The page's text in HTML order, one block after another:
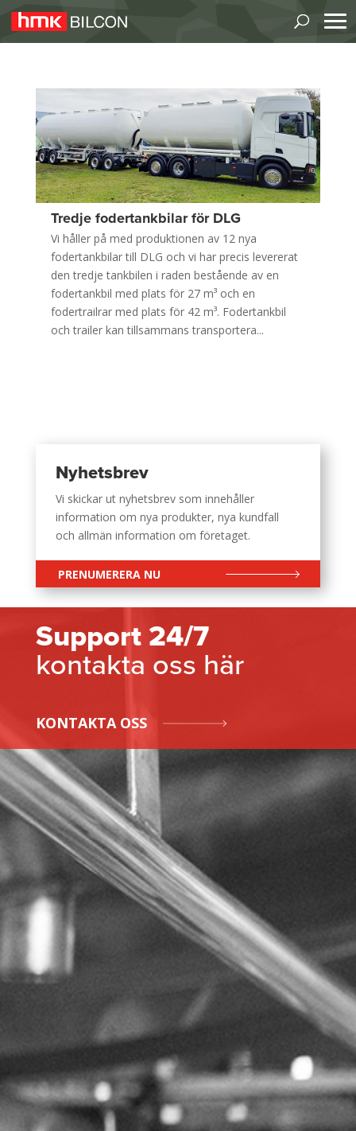
Tredje fodertankbilar för DLG
Vi håller på med produktionen av 12 nya
fodertankbilar till DLG och vi har precis levererat
den tredje tankbilen i raden bestående av en
fodertankbil med plats för 27 m³ och en
fodertrailrar med plats för 42 m³. Fodertankbil
och trailer kan tillsammans transportera...
Nyhetsbrev
Vi skickar ut nyhetsbrev som innehåller
information om nya produkter, nya kundfall
och allmän information om företaget.
PRENUMERERA NU
Support 24/7
kontakta oss här
KONTAKTA OSS